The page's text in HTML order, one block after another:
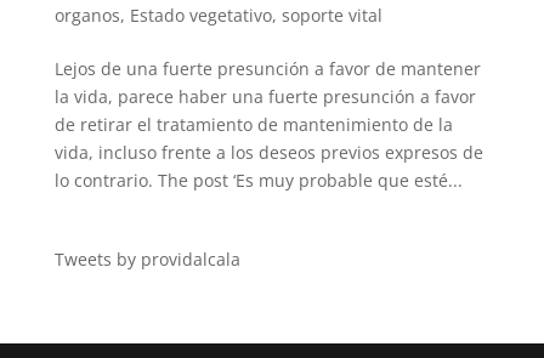
organos, Estado vegetativo, soporte vital
Lejos de una fuerte presunción a favor de mantener
la vida, parece haber una fuerte presunción a favor
de retirar el tratamiento de mantenimiento de la
vida, incluso frente a los deseos previos expresos de
lo contrario. The post ‘Es muy probable que esté...
Tweets by providalcala